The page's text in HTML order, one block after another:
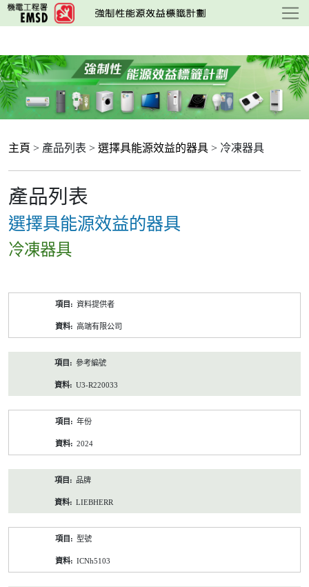
跳
至
要
內
容
主頁 > 產品列表 > 選擇具能源效益的器具 > 冷凍器具
產品列表
選擇具能源效益的器具
冷凍器具
資料提供者
高端有限公司
參考編號
U3-R220033
年份
2024
品牌
LIEBHERR
型號
ICNh5103